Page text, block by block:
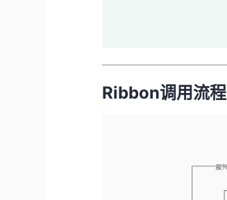
Ribbon调用流程